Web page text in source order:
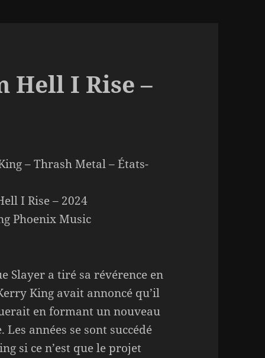
Hell I Rise –
– Thrash Metal – États-
I Rise – 2024
Phoenix Music
Slayer a tiré sa révérence en
King avait annoncé qu’il
en formant un nouveau
Les années se sont succédé
si ce n’est que le projet